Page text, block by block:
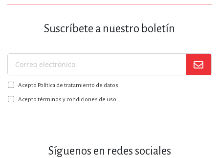
Suscríbete a nuestro boletín
Suscríbase
a
nuestro
boletín:
Acepto Política de tratamiento de datos
Acepto términos y condiciones de uso
Síguenos en redes sociales